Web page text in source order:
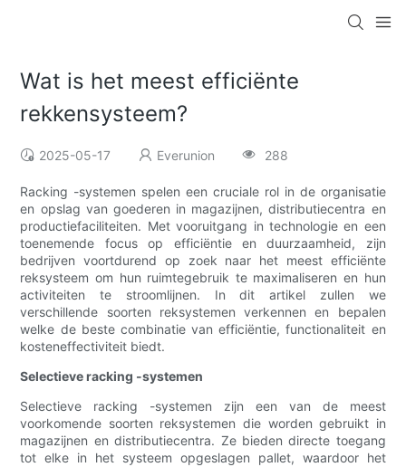
Wat is het meest efficiënte
rekkensysteem?
2025-05-17 Everunion 288
Racking -systemen spelen een cruciale rol in de organisatie
en opslag van goederen in magazijnen, distributiecentra en
productiefaciliteiten. Met vooruitgang in technologie en een
toenemende focus op efficiëntie en duurzaamheid, zijn
bedrijven voortdurend op zoek naar het meest efficiënte
reksysteem om hun ruimtegebruik te maximaliseren en hun
activiteiten te stroomlijnen. In dit artikel zullen we
verschillende soorten reksystemen verkennen en bepalen
welke de beste combinatie van efficiëntie, functionaliteit en
kosteneffectiviteit biedt.
Selectieve racking -systemen
Selectieve racking -systemen zijn een van de meest
voorkomende soorten reksystemen die worden gebruikt in
magazijnen en distributiecentra. Ze bieden directe toegang
tot elke in het systeem opgeslagen pallet, waardoor het